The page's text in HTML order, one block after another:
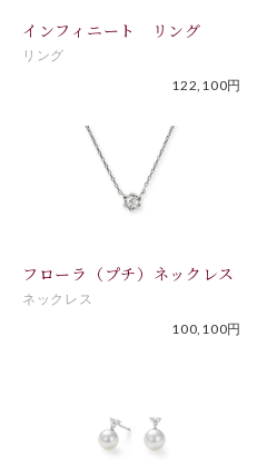
インフィニート リング
リング
122,100円
フローラ（プチ）ネックレス
ネックレス
100,100円